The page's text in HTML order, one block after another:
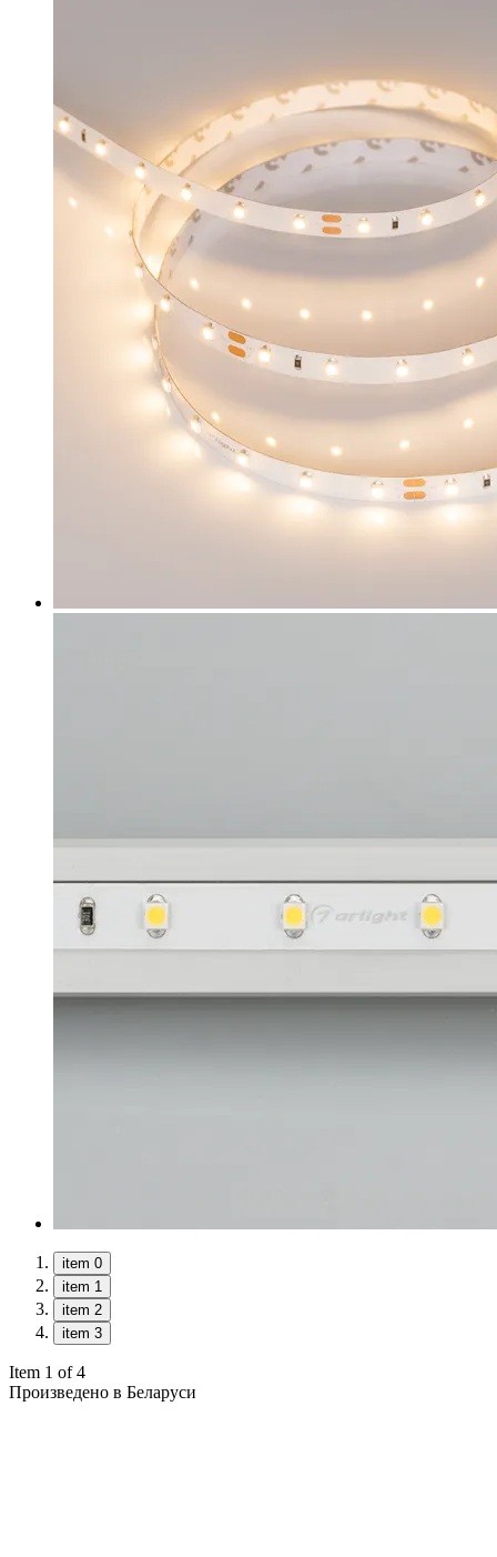
item 0
item 1
item 2
item 3
Item 1 of 4
Произведено в Беларуси